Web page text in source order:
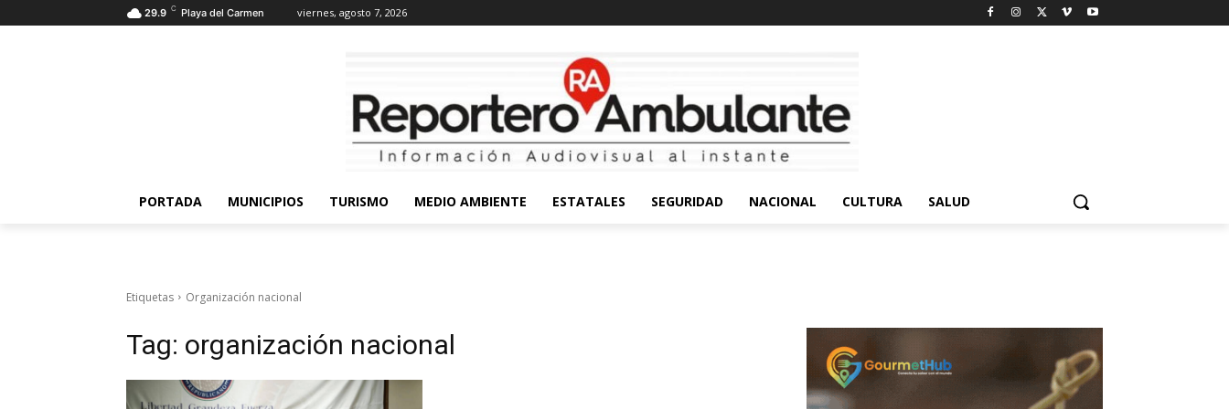
29.9 C Playa del Carmen viernes, agosto 7, 2026
PORTADA MUNICIPIOS TURISMO MEDIO AMBIENTE ESTATALES SEGURIDAD NACIONAL CULTURA SALUD
Etiquetas Organización nacional
Tag: organización nacional